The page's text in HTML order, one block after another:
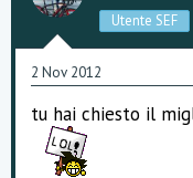
Utente SEF
2 Nov 2012
tu hai chiesto il